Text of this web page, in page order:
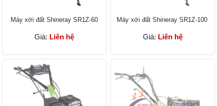
Máy xới đất Shineray SR1Z-60
Giá: Liên hệ
Máy xới đất Shineray SR1Z-100
Giá: Liên hệ